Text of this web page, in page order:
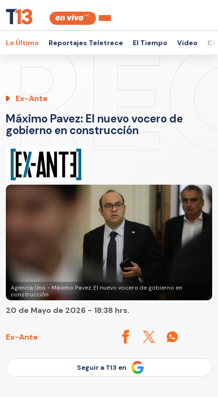
Lo Último Reportajes Teletrece El Tiempo Video
Ex-Ante
Máximo Pavez: El nuevo vocero de
gobierno en construcción
Agencia Uno - Máximo Pavez: El nuevo vocero de gobierno en
construcción
Ex-Ante
20 de Mayo de 2026 - 18:38 hrs.
Seguir a T13 en